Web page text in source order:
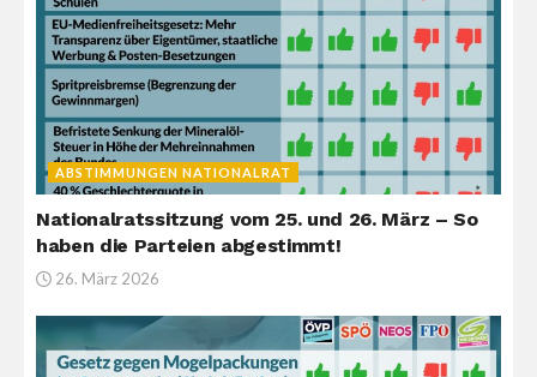
ABSTIMMUNGEN NATIONALRAT
Nationalratssitzung vom 25. und 26. März – So
haben die Parteien abgestimmt!
26. März 2026